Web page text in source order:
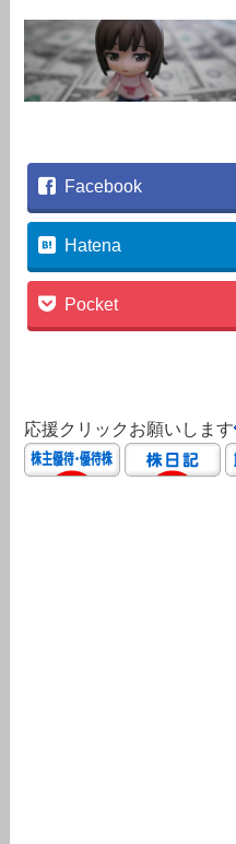
Facebook
Hatena
Pocket
応援クリックお願いします